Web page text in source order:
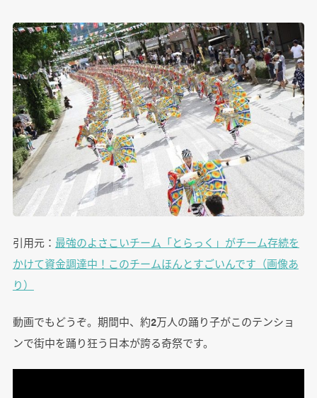
引用元： 最強のよさこいチーム「とらっく」がチーム存続を
かけて資金調達中！このチームほんとすごいんです（画像あ
り）
動画でもどうぞ。期間中、約2万人の踊り子がこのテンショ
ンで街中を踊り狂う日本が誇る奇祭です。